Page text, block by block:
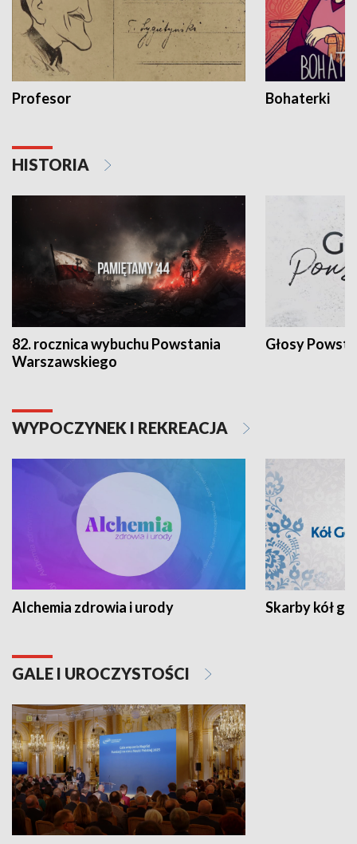
Profesor Bohaterki
HISTORIA
82. rocznica wybuchu Powstania
Warszawskiego
Głosy
WYPOCZYNEK I REKREACJA
Alchemia zdrowia i urody Skarby kół
GALE I UROCZYSTOŚCI